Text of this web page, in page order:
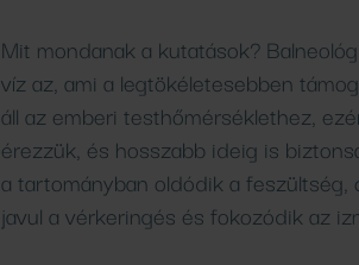
Mit mondanak a kutatások?
víz az, ami a legtökéletesebben
áll az emberi testhőmérséklethez,
érezzük, és hosszabb ideig is
a tartományban oldódik a
javul a vérkeringés és fokozódik az